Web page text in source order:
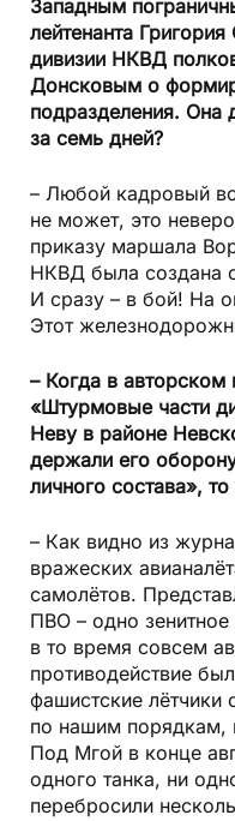
Западным
лейтенанта
дивизии НКВД
Донсковым о
подразделения. Она
за семь дней?
– Любой кадровый
не может, это
приказу маршала
НКВД была создана
И сразу – в бой! На
Этот
– Когда в авторском
«Штурмовые части
Неву в районе
держали его
личного состава»,
– Как видно из
вражеских
самолётов.
ПВО – одно
в то время совсем
противодействие
фашистские лётчики
по нашим порядкам,
Под Мгой в конце
одного танка, ни
перебросили